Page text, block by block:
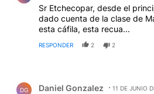
Sr Etchecopar, desde el
dado cuenta de la clase de
esta cáfila, esta recua...
RESPONDER 2 2
DG Daniel Gonzalez 11 DE JUNIO